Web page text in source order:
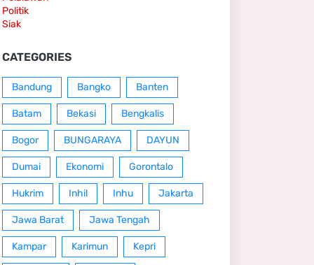
Politik
Siak
CATEGORIES
Bandung Bangko Banten
Batam Bekasi Bengkalis
Bogor BUNGARAYA DAYUN
Dumai Ekonomi Gorontalo
Hukrim Inhil Inhu Jakarta
Jawa Barat Jawa Tengah
Kampar Karimun Kepri